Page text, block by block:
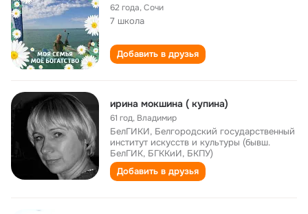
62 года,Сочи
7 школа
Добавить в друзья
ирина мокшина ( купина)
61 год, Владимир
БелГИКИ, Белгородский государственный
институт искусств и культуры (бывш.
БелГИК, БГККиИ, БКПУ)
Добавить в друзья